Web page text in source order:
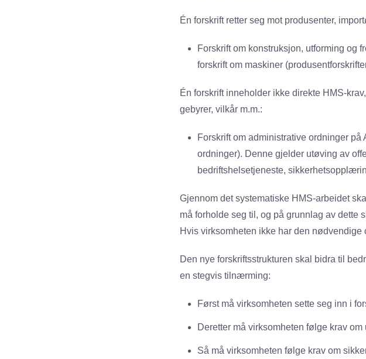
Én forskrift retter seg mot produsenter,
Forskrift om konstruksjon, utforming og
forskrift om maskiner
Én forskrift inneholder ikke direkte HMS-
gebyrer, vilkår m.m.:
Forskrift om administrative ordninger
ordninger). Denne gjelder utøving av
bedriftshelsetjeneste,
Gjennom det systematiske HMS-arbeidet
må forholde seg til, og på grunnlag av dette
Hvis virksomheten ikke har den
Den nye forskriftsstrukturen skal bidra til
en stegvis tilnærming:
Først må virksomheten sette seg inn i
Deretter må virksomheten følge krav
Så må virksomheten følge krav om